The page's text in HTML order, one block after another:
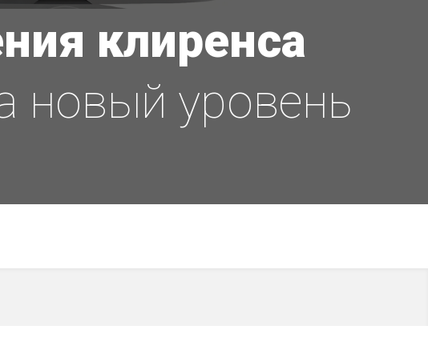
клиренса
новый уровень